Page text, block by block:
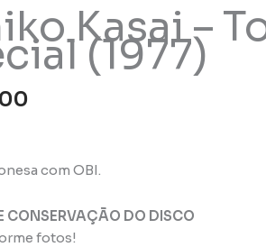
Kasai –
(1977)
com OBI.
CONSERVAÇÃO DO DISCO
fotos!